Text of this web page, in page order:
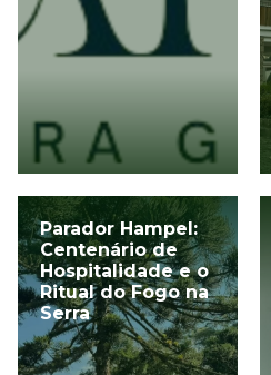
Parador Hampel:
Centenário de
Hospitalidade e o
Ritual do Fogo na
Serra